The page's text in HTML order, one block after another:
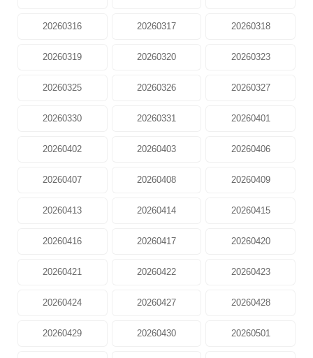
20260316 20260317 20260318
20260319 20260320 20260323
20260325 20260326 20260327
20260330 20260331 20260401
20260402 20260403 20260406
20260407 20260408 20260409
20260413 20260414 20260415
20260416 20260417 20260420
20260421 20260422 20260423
20260424 20260427 20260428
20260429 20260430 20260501